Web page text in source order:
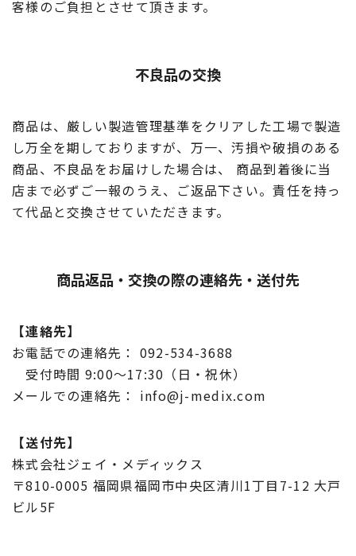
客様のご負担とさせて頂きます。
不良品の交換
商品は、厳しい製造管理基準をクリアした工場で製造
し万全を期しておりますが、万一、汚損や破損のある
商品、不良品をお届けした場合は、 商品到着後に当
店まで必ずご一報のうえ、ご返品下さい。責任を持っ
て代品と交換させていただきます。
商品返品・交換の際の連絡先・送付先
【連絡先】
お電話での連絡先： 092-534-3688
受付時間 9:00〜17:30（日・祝休）
メールでの連絡先： info@j-medix.com
【送付先】
株式会社ジェイ・メディックス
〒810-0005 福岡県福岡市中央区清川1丁目7-12 大戸
ビル5F